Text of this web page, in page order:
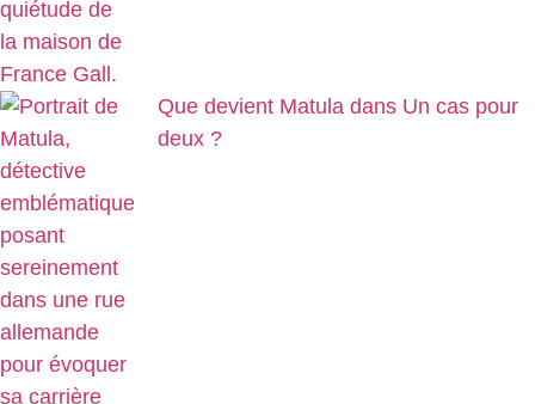
Que devient Matula dans Un cas pour
deux ?